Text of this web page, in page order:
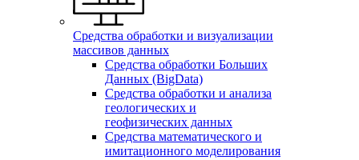
Средства обработки и визуализации
массивов данных
Средства обработки Больших
Данных (BigData)
Средства обработки и анализа
геологических и
геофизических данных
Средства математического и
имитационного моделирования